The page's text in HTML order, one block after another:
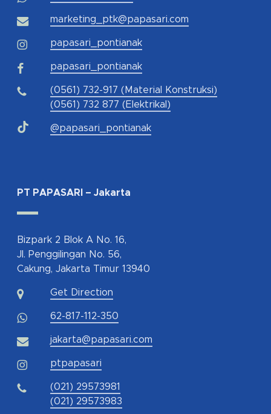
marketing_ptk@papasari.com
papasari_pontianak
papasari_pontianak
(0561) 732-917 (Material Konstruksi)
(0561) 732 877 (Elektrikal)
@papasari_pontianak
PT PAPASARI – Jakarta
Bizpark 2 Blok A No. 16,
Jl. Penggilingan No. 56,
Cakung, Jakarta Timur 13940
Get Direction
62-817-112-350
jakarta@papasari.com
ptpapasari
(021) 29573981
(021) 29573983